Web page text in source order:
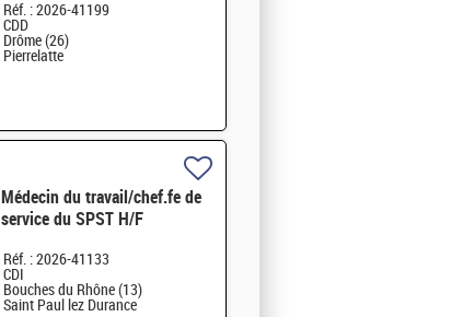
Réf. : 2026-41199
CDD
Drôme (26)
Pierrelatte
Médecin du travail/chef.fe de
service du SPST H/F
Réf. : 2026-41133
CDI
Bouches du Rhône (13)
Saint Paul lez Durance